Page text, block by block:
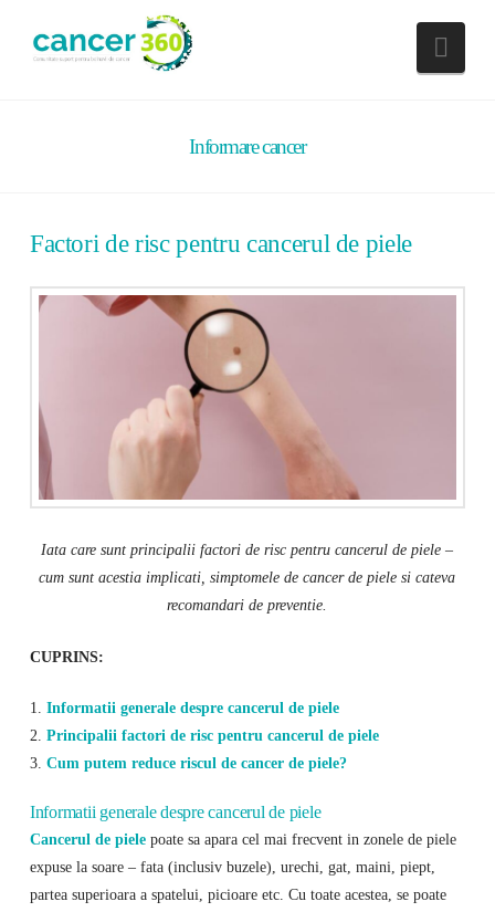
Informare cancer
Factori de risc pentru cancerul de piele
Iata care sunt principalii factori de risc pentru cancerul de piele –
cum sunt acestia implicati, simptomele de cancer de piele si cateva
recomandari de preventie.
CUPRINS:
1. Informatii generale despre cancerul de piele
2. Principalii factori de risc pentru cancerul de piele
3. Cum putem reduce riscul de cancer de piele?
Informatii generale despre cancerul de piele
Cancerul de pielepoate sa apara cel mai frecvent in zonele de piele
expuse la soare – fata (inclusiv buzele), urechi, gat, maini, piept,
partea superioara a spatelui, picioare etc. Cu toate acestea, se poate